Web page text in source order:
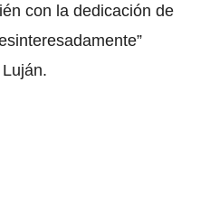
con la dedicación de